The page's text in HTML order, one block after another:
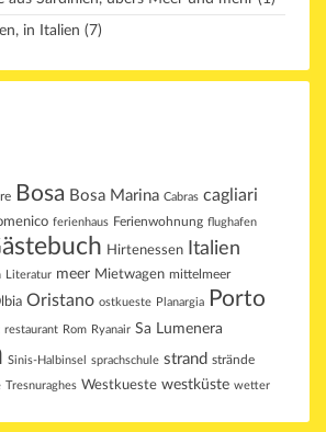
in Italien (7)
Bosa Bosa Marina Cabras cagliari
ferienhaus Ferienwohnung flughafen
Hirtenessen Italien
Literatur meer Mietwagen mittelmeer
Oristano ostkueste Planargia
Porto
restaurant Rom Ryanair Sa Lumenera
Sinis-Halbinsel sprachschule strand strände
Tresnuraghes Westkueste westküste wetter